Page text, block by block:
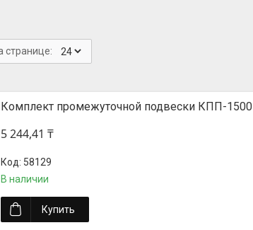
Комплект промежуточной подвески КПП-1500
5 244,41 ₸
58129
В наличии
Купить